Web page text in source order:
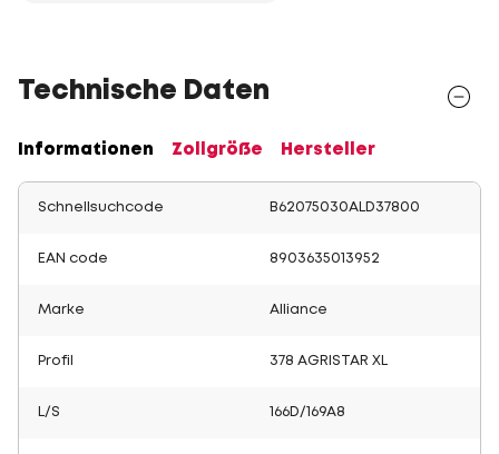
Technische Daten
Informationen Zollgröße Hersteller
Schnellsuchcode B62075030ALD37800
EAN code 8903635013952
Marke Alliance
Profil 378 AGRISTAR XL
L/S 166D/169A8